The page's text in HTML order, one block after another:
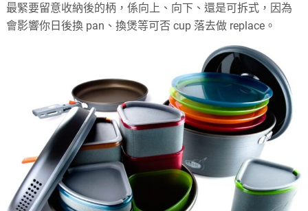
最緊要留意收納後的柄，係向上、向下、還是可拆式，因為
會影響你日後換 pan、換煲等可否 cup 落去做 replace。